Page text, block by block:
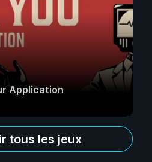
Application
tous les jeux